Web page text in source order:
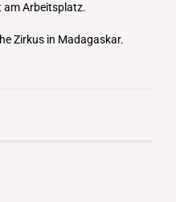
am Arbeitsplatz.
Zirkus in Madagaskar.